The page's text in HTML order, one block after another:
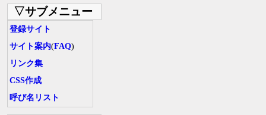
▽サブメニュー
登録サイト
サイト案内(FAQ)
リンク集
CSS作成
呼び名リスト